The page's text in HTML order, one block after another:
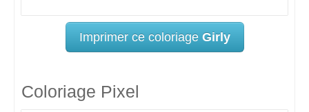
Imprimer ce coloriage Girly
Coloriage Pixel